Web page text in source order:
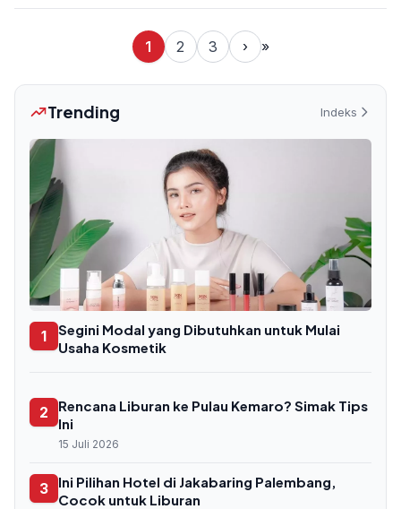
1 2 3 › »
Trending Indeks
1
Segini Modal yang Dibutuhkan untuk Mulai
Usaha Kosmetik
2
Rencana Liburan ke Pulau Kemaro? Simak Tips
Ini
15 Juli 2026
3
Ini Pilihan Hotel di Jakabaring Palembang,
Cocok untuk Liburan